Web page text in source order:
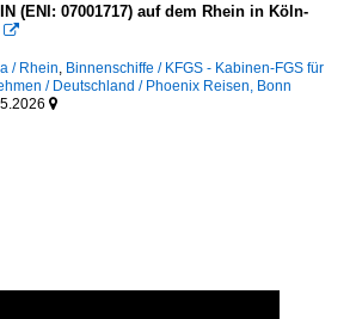
(ENI: 07001717) auf dem Rhein in Köln-

/ Rhein Binnenschiffe / KFGS - Kabinen-FGS für
/ Deutschland / Phoenix Reisen, Bonn
